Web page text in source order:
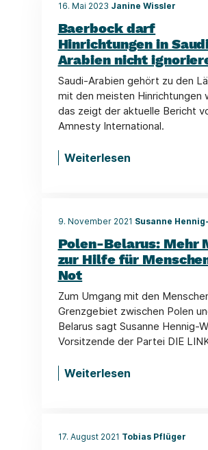
16. Mai 2023 Janine Wissler
Baerbock darf
Hinrichtungen in
Arabien nicht
Saudi-Arabien gehört zu den
mit den meisten Hinrichtungen
das zeigt der aktuelle Bericht
Amnesty International.
Weiterlesen
9. November 2021 Susanne
Polen-Belarus: Mehr
zur Hilfe für
Not
Zum Umgang mit den
Grenzgebiet zwischen Polen
Belarus sagt Susanne Hennig-
Vorsitzende der Partei DIE
Weiterlesen
17. August 2021 Tobias Pflüger